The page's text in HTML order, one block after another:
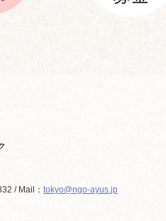
/ Mail： tokyo@ngo-ayus.jp